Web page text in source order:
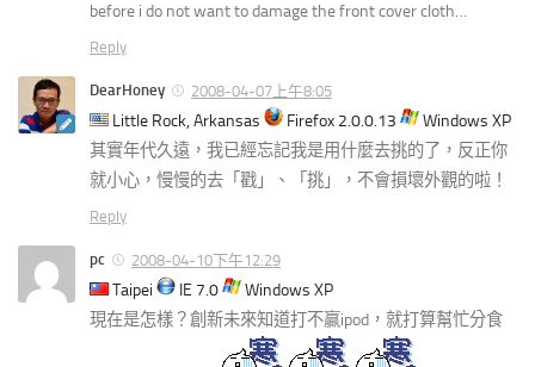
before i do not want to damage the front cover cloth…
Reply
DearHoney 2008-04-07上午8:05
Little Rock, Arkansas Firefox 2.0.0.13
Windows XP
其實年代久遠，我已經忘記我是用什麼去挑的了，反正你
就小心，慢慢的去「戳」、「挑」，不會損壞外觀的啦！
Reply
pc 2008-04-10下午12:29
Taipei IE 7.0
Windows XP
現在是怎樣？創新未來知道打不贏ipod，就打算幫忙分食